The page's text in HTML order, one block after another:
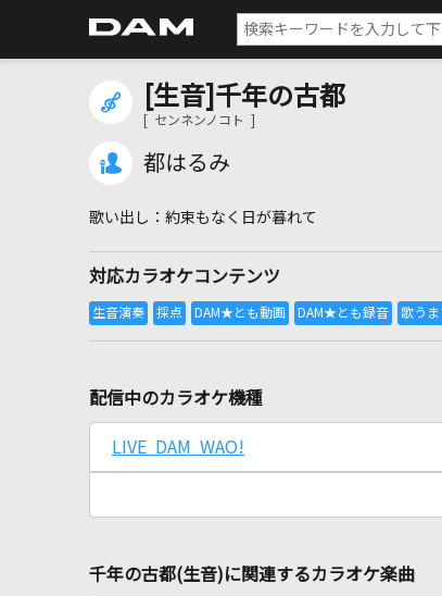
[生音]千年の古都
[ センネンノコト ]
都はるみ
約束もなく日が暮れて
対応カラオケコンテンツ
配信中のカラオケ機種
LIVE DAM WAO!
千年の古都(生音)に関連するカラオケ楽曲